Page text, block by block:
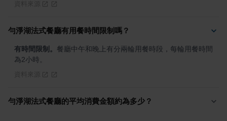
勻淨湖法式餐廳有用餐時間限制嗎？
有時間限制。 餐廳中午和晚上有分兩輪用餐時段，每輪用餐時間
為2小時。
勻淨湖法式餐廳的平均消費金額約為多少？